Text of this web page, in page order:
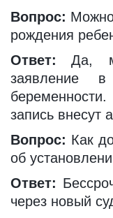
Вопрос: Можно
рождения
Ответ: Да,
запись внесут
Вопрос: Как
об
Ответ:
через новый